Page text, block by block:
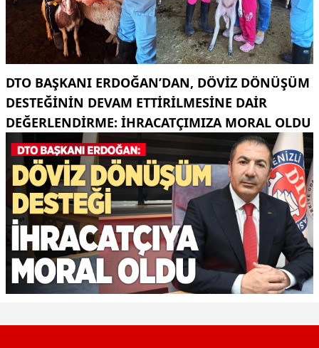
DTO BAŞKANI ERDOĞAN’DAN, DÖVIZ DÖNÜŞÜM
DESTEĞININ DEVAM ETTIRILMESINE DAIR
DEĞERLENDIRME: İHRACATÇIMIZA MORAL OLDU